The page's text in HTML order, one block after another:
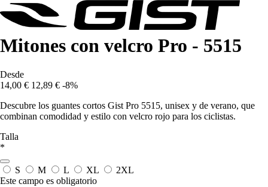
Mitones con velcro Pro - 5515
Desde
14,00 € 12,89 € -8%
Descubre los guantes cortos Gist Pro 5515, unisex y de verano, que
combinan comodidad y estilo con velcro rojo para los ciclistas.
Talla
*
S M L XL
2XL
Este campo es obligatorio